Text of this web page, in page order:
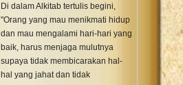
Di dalam Alkitab tertulis begini,
"Orang yang mau menikmati hidup
dan mau mengalami hari-hari yang
baik, harus menjaga mulutnya
supaya tidak membicarakan hal-
hal yang jahat dan tidak